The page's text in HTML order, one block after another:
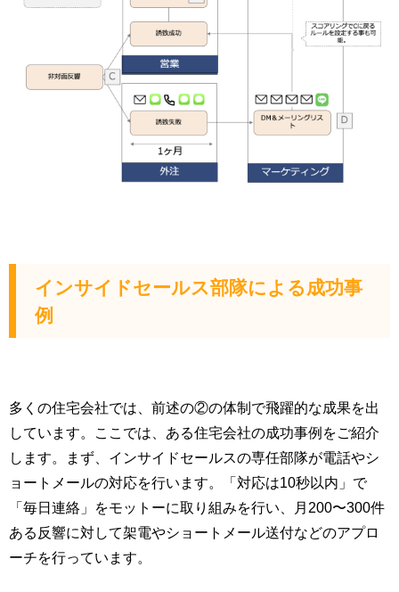
インサイドセールス部隊による成功事
例
多くの住宅会社では、前述の②の体制で飛躍的な成果を出
しています。ここでは、ある住宅会社の成功事例をご紹介
します。まず、インサイドセールスの専任部隊が電話やシ
ョートメールの対応を行います。「対応は10秒以内」で
「毎日連絡」をモットーに取り組みを行い、月200〜300件
ある反響に対して架電やショートメール送付などのアプロ
ーチを行っています。